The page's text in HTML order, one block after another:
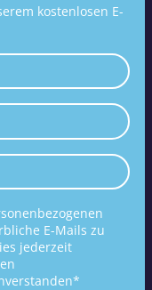
kostenlosen E-
E-Mails zu
jederzeit